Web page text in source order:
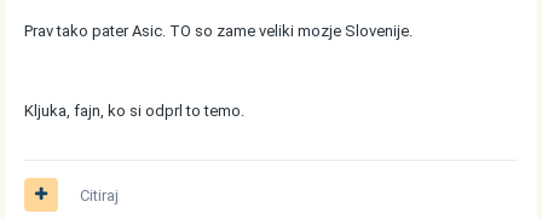
Prav tako pater Asic. TO so zame veliki mozje Slovenije.
Kljuka, fajn, ko si odprl to temo.
Citiraj